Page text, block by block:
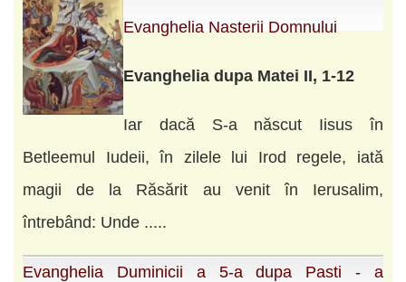
Evanghelia Nasterii Domnului
Evanghelia dupa Matei II, 1-12
Iar dacă S-a născut Iisus în
Betleemul Iudeii, în zilele lui Irod regele, iată
magii de la Răsărit au venit în Ierusalim,
întrebând: Unde .....
Evanghelia Duminicii a 5-a dupa Pasti - a